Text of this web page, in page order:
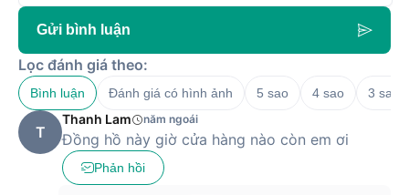
Gửi bình luận
Lọc đánh giá theo:
Bình luận Đánh giá có hình ảnh 5 sao 4 sao 3 sao
T
Thanh Lam năm ngoái
Đồng hồ này giờ cửa hàng nào còn em ơi
Phản hồi